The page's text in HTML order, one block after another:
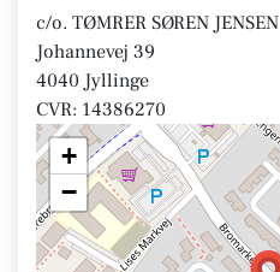
c/o. TØMRER SØREN JENSEN
Johannevej 39
4040 Jyllinge
CVR: 14386270
+
−